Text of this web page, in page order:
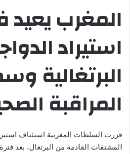
المغرب يعيد
استيراد
البرتغالية
المراقبة
قررت السلطات المغربية استئناف
المشتقات القادمة من البرتغال، بعد